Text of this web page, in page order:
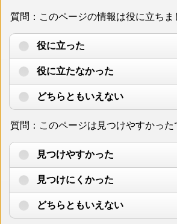
質問：このページの情報は役に立ちま
役に立った
役に立たなかった
どちらともいえない
質問：このページは見つけやすかった
見つけやすかった
見つけにくかった
どちらともいえない